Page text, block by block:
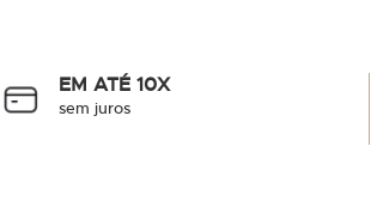
EM ATÉ 10X
sem juros